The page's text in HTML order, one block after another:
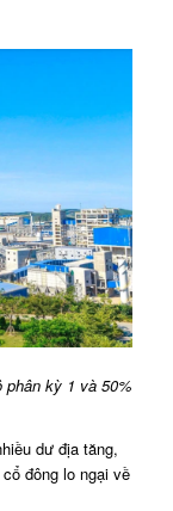
phân kỳ 1 và 50%
dư địa tăng,
đông lo ngại về